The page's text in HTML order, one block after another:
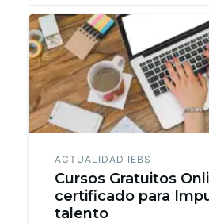
ACTUALIDAD IEBS
Cursos Gratuitos
certificado para
talento